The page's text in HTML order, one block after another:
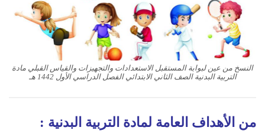
النسخ من عين لبوابة المستقبل الاستعدادات والتجهيزات والقياس القبلي مادة
التربية البدنية الصف الثاني الابتدائي الفصل الدراسي الأول 1442 هـ
من الأهداف العامة لمادة التربية البدنية :